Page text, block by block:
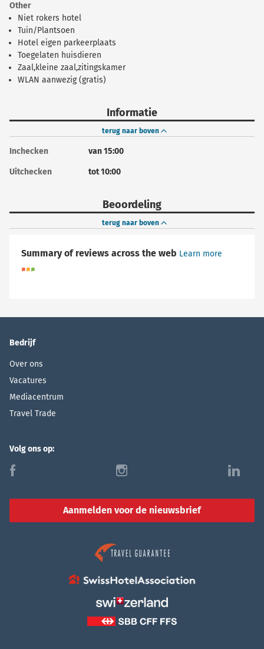
Other
Niet rokers hotel
Tuin/Plantsoen
Hotel eigen parkeerplaats
Toegelaten huisdieren
Zaal,kleine zaal,zitingskamer
WLAN aanwezig (gratis)
Informatie
terug naar boven
Inchecken van 15:00
Uitchecken tot 10:00
Beoordeling
terug naar boven
Summary of reviews across the web Learn more
Bedrijf
Over ons
Vacatures
Mediacentrum
Travel Trade
Volg ons op:
f i l
Aanmelden voor de nieuwsbrief